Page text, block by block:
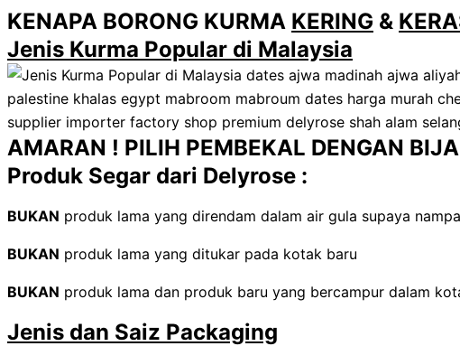
KENAPA BORONG KURMA KERING &
Jenis Kurma Popular di Malaysia
AMARAN ! PILIH PEMBEKAL DENGAN
Produk Segar dari Delyrose :
BUKAN produk lama yang direndam dalam air gula supaya
BUKAN produk lama yang ditukar pada kotak baru
BUKAN produk lama dan produk baru yang bercampur dalam
Jenis dan Saiz Packaging